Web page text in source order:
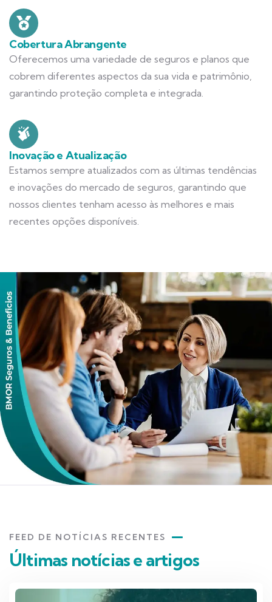
Cobertura Abrangente
Oferecemos uma variedade de seguros e planos que
cobrem diferentes aspectos da sua vida e patrimônio,
garantindo proteção completa e integrada.
Inovação e Atualização
Estamos sempre atualizados com as últimas tendências
e inovações do mercado de seguros, garantindo que
nossos clientes tenham acesso às melhores e mais
recentes opções disponíveis.
FEED DE NOTÍCIAS RECENTES
Últimas notícias e artigos